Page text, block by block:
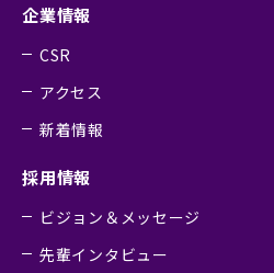
企業情報
CSR
アクセス
新着情報
採用情報
ビジョン＆メッセージ
先輩インタビュー